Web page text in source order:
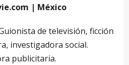
| México
de televisión, ficción
investigadora social.
publicitaria.